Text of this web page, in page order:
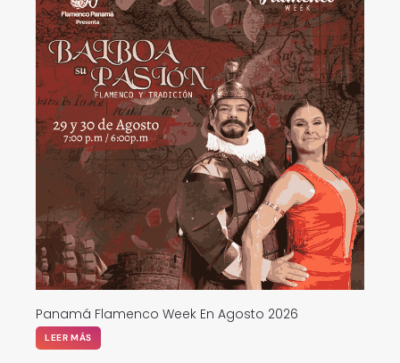
Panamá Flamenco Week En Agosto 2026
LEER MÁS